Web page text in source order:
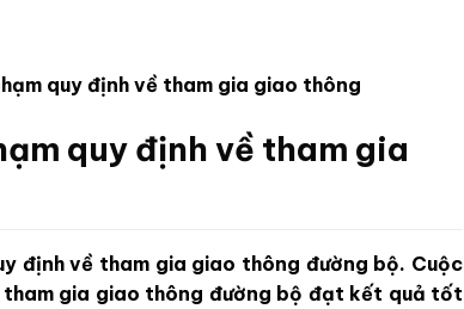
quy định về tham gia giao thông
quy định về tham gia
định về tham gia giao thông đường bộ. Cuộc
gia giao thông đường bộ đạt kết quả tốt